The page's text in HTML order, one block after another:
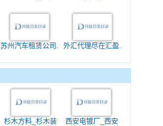
苏州汽车租赁公司. 外汇代理尽在汇盈.
杉木方料_杉木装 西安电镀厂_西安